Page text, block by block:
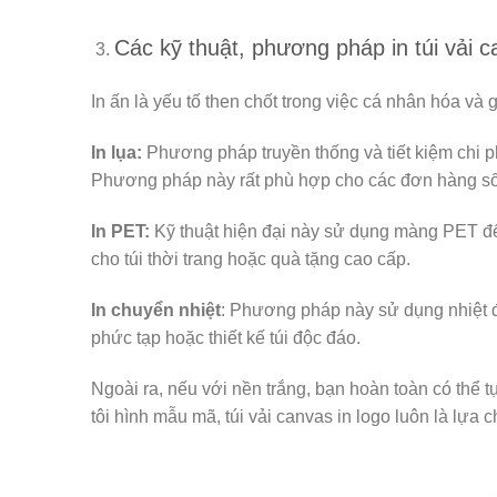
Các kỹ thuật, phương pháp in túi vải
In ấn là yếu tố then chốt trong việc cá nhân hóa
In lụa: Phương pháp truyền thống và tiết kiệm chi
Phương pháp này rất phù hợp cho các đơn hàng
In PET: Kỹ thuật hiện đại này sử dụng màng PET
cho túi thời trang hoặc quà tặng cao cấp.
In chuyển nhiệt: Phương pháp này sử dụng nhiệt
phức tạp hoặc thiết kế túi độc đáo.
Ngoài ra, nếu với nền trắng, bạn hoàn toàn có thể
tôi hình mẫu mã, túi vải canvas in logo luôn là lựa